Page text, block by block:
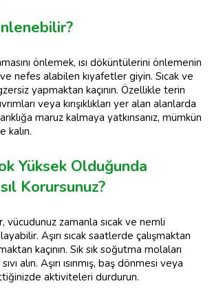
önlemek, ısı döküntülerini önlemenin
nefes alabilen kıyafetler giyin. Sıcak ve
yapmaktan kaçının. Özellikle terin
veya kırışıklıkları yer alan alanlarda
maruz kalmaya yatkınsanız, mümkün
kalın.
Yüksek Olduğunda
Korursunuz?
vücudunuz zamanla sıcak ve nemli
Aşırı sıcak saatlerde çalışmaktan
kaçının. Sık sık soğutma molaları
alın. Aşırı ısınmış, baş dönmesi veya
aktiviteleri durdurun.